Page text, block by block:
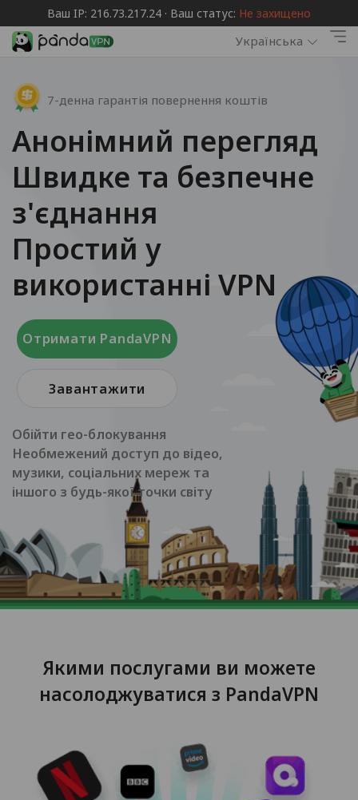
Ваш IP: 216.73.217.24 · Ваш статус: Не захищено
Українська
7-денна гарантія повернення коштів
Анонімний перегляд
Швидке та безпечне
з'єднання
Простий у
використанні VPN
Отримати PandaVPN
Завантажити
Обійти гео-блокування
Необмежений доступ до відео,
музики, соціальних мереж та
іншого з будь-якої точки світу
Якими послугами ви можете
насолоджуватися з PandaVPN